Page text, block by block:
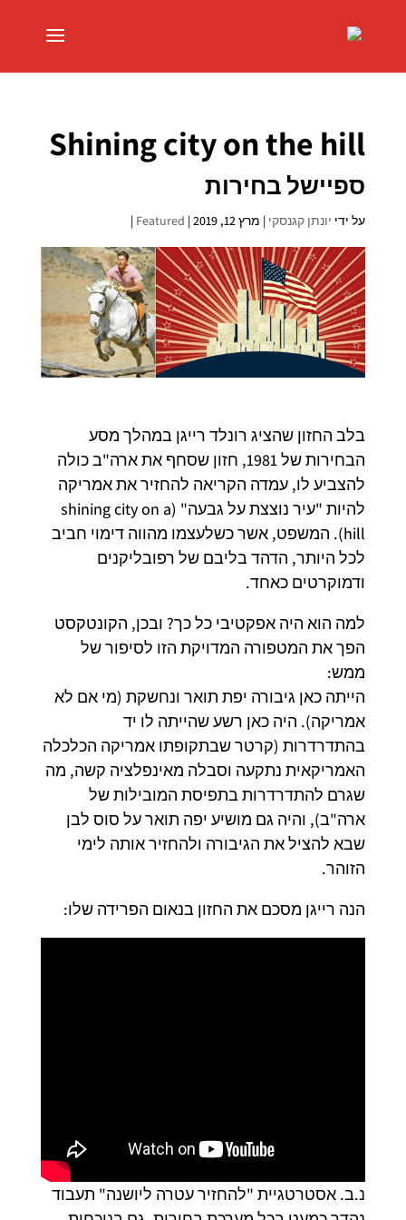
Shining city on the hill
ספיישל בחירות
על ידי יונתן קגנסקי | מרץ 12, 2019 |
Featured
|
בלב החזון שהציג רונלד רייגן במהלך מסע
הבחירות של 1981, חזון שסחף את ארה"ב כולה
להצביע לו, עמדה הקריאה להחזיר את אמריקה
להיות "עיר נוצצת על גבעה" (shining city on a
hill). המשפט, אשר כשלעצמו מהווה דימוי חביב
לכל היותר, הדהד בליבם של רפובליקנים
ודמוקרטים כאחד.
למה הוא היה אפקטיבי כל כך? ובכן, הקונטקסט
הפך את המטפורה המדויקת הזו לסיפור של
ממש:
הייתה כאן גיבורה יפת תואר ונחשקת (מי אם לא
אמריקה). היה כאן רשע שהייתה לו יד
בהתדרדרות (קרטר שבתקופתו אמריקה הכלכלה
האמריקאית נתקעה וסבלה מאינפלציה קשה, מה
שגרם להתדרדרות בתפיסת המובילות של
ארה"ב), והיה גם מושיע יפה תואר על סוס לבן
שבא להציל את הגיבורה ולהחזיר אותה לימי
הזוהר.
הנה רייגן מסכם את החזון בנאום הפרידה שלו:
נ.ב. אסטרטגיית "להחזיר עטרה ליושנה" תעבוד